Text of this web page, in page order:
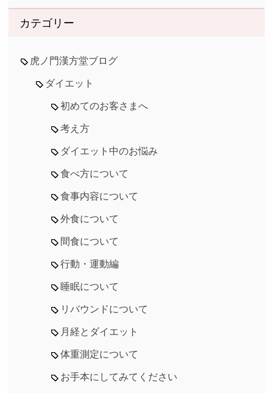
カテゴリー
虎ノ門漢方堂ブログ
ダイエット
初めてのお客さまへ
考え方
ダイエット中のお悩み
食べ方について
食事内容について
外食について
間食について
行動・運動編
睡眠について
リバウンドについて
月経とダイエット
体重測定について
お手本にしてみてください